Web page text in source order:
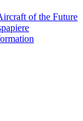
of the Future